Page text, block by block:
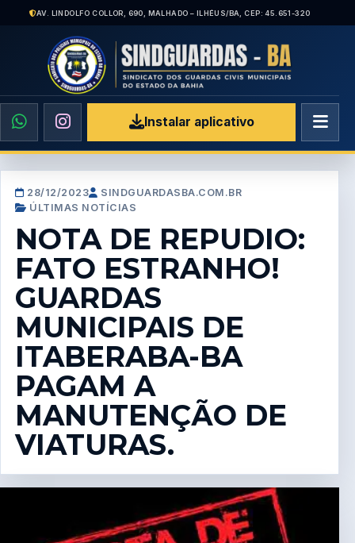
AV. LINDOLFO COLLOR, 690, MALHADO – ILHÉUS/BA, CEP: 45.651-320
Instalar aplicativo
28/12/2023
SINDGUARDASBA.COM.BR
ÚLTIMAS NOTÍCIAS
NOTA DE REPUDIO:
FATO ESTRANHO!
GUARDAS
MUNICIPAIS DE
ITABERABA-BA
PAGAM A
MANUTENÇÃO DE
VIATURAS.